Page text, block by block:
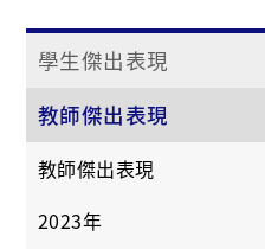
學生傑出表現
教師傑出表現
教師傑出表現
2023年